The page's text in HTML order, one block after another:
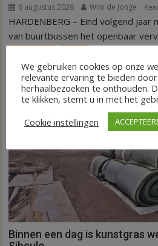
6 augustus 2026 Wim de Jonge
HARDENBERG – Eind volgend
van buurtbussen het openbaar
Binnen een dag is kunstgras
We gebruiken cookies op onze
relevante ervaring te bieden
herhaalbezoeken te onthouden.
te klikken, stemt u in met het
Cookie instellingen